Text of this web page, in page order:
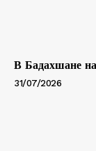
В Бадахшане
31/07/2026